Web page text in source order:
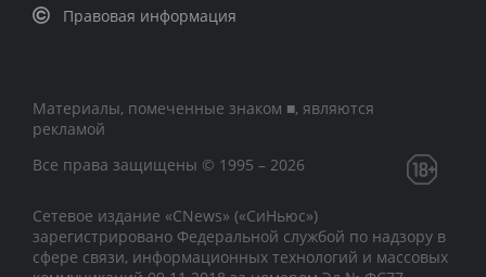
Правовая информация
Материалы, помеченные знаком ■, являются
рекламой
Все права защищены © 1995 – 2026
Сетевое издание «CNews» («СиНьюс»)
зарегистрировано Федеральной службой по надзору в
сфере связи, информационных технологий и массовых